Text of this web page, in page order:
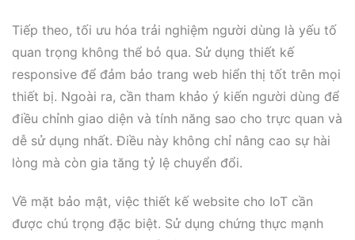
Tiếp theo, tối ưu hóa trải nghiệm người dùng là yếu tố
quan trọng không thể bỏ qua. Sử dụng thiết kế
responsive để đảm bảo trang web hiển thị tốt trên mọi
thiết bị. Ngoài ra, cần tham khảo ý kiến người dùng để
điều chỉnh giao diện và tính năng sao cho trực quan và
dễ sử dụng nhất. Điều này không chỉ nâng cao sự hài
lòng mà còn gia tăng tỷ lệ chuyển đổi.
Về mặt bảo mật, việc thiết kế website cho IoT cần
được chú trọng đặc biệt. Sử dụng chứng thực mạnh